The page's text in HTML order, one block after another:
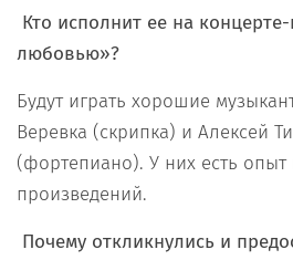
Кто исполнит ее на
любовью»?
Будут играть хорошие
Веревка (скрипка) и Алексей
(фортепиано). У них есть
произведений.
Почему откликнулись и